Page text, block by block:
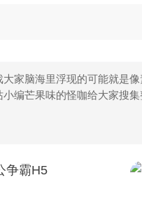
家脑海里浮现的可能就是
编芒果味的怪咖给大家搜